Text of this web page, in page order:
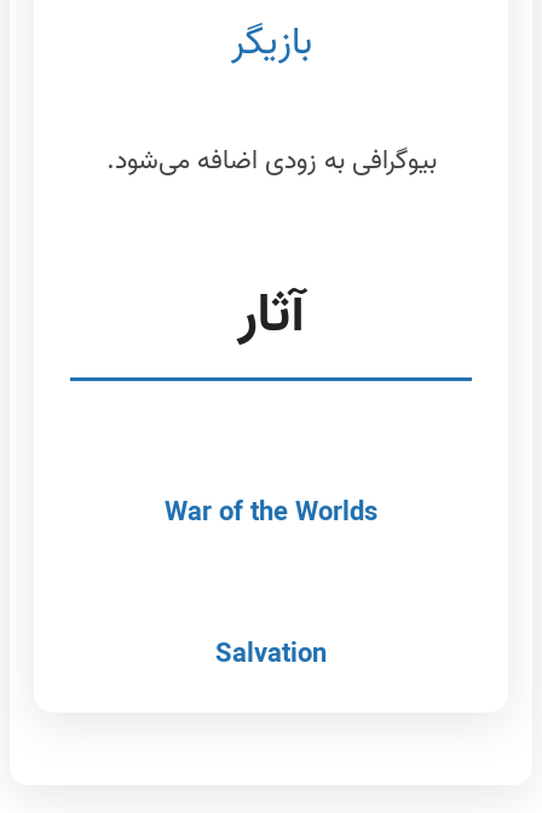
بازیگر
بیوگرافی به زودی اضافه می‌شود.
آثار
War of the Worlds
Salvation